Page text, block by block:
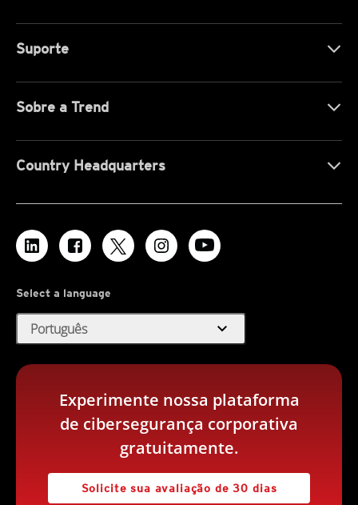
Suporte
Sobre a Trend
Country Headquarters
Select a language
Português expand_more
Experimente nossa plataforma
de cibersegurança corporativa
gratuitamente.
Solicite sua avaliação de 30 dias